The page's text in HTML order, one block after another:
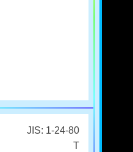
JIS: 1-24-80
T